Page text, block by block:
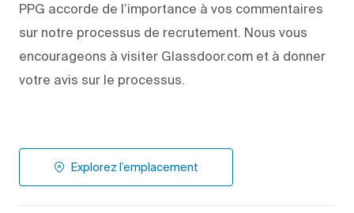
PPG accorde de l’importance à vos commentaires
sur notre processus de recrutement. Nous vous
encourageons à visiter Glassdoor.com et à donner
votre avis sur le processus.
Explorez l’emplacement